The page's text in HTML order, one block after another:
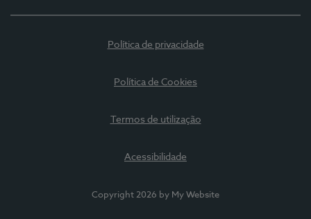
Política de privacidade
Política de Cookies
Termos de utilização
Acessibilidade
Copyright 2026 by My Website